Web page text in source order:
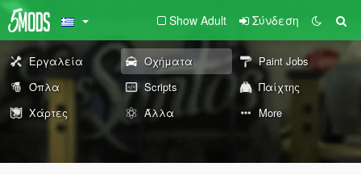
Show Adult Σύνδεση
Εργαλεία Οχήματα
Paint Jobs
Όπλα
Scripts
Παίχτης
Χάρτες
Άλλα More